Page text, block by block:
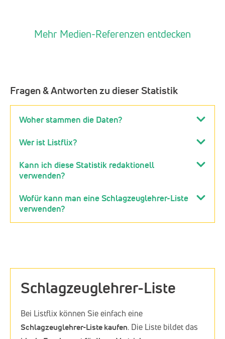
Mehr Medien-Referenzen entdecken
Fragen & Antworten zu dieser Statistik
Woher stammen die Daten?
Wer ist Listflix?
Kann ich diese Statistik redaktionell
verwenden?
Wofür kann man eine Schlagzeuglehrer-Liste
verwenden?
Schlagzeuglehrer-Liste
Bei Listflix können Sie einfach eine
Schlagzeuglehrer-Liste kaufen. Die Liste bildet das